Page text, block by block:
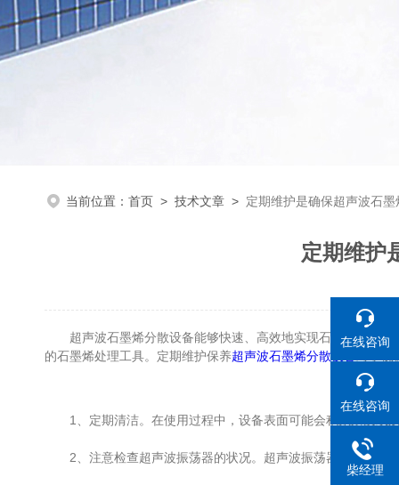
当前位置： 首页 > 技术文章 > 定期维护是确保超声波石
定期维护
超声波石墨烯分散设备能够快速、高效地实现石墨烯的分散
的石墨烯处理工具。定期维护保养超声波石墨烯分散设备
1、定期清洁。在使用过程中，设备表面可能会积累杂
2、注意检查超声波振荡器的状况。超声波振荡器是该设备的
在线咨询
在线咨询
柴经理